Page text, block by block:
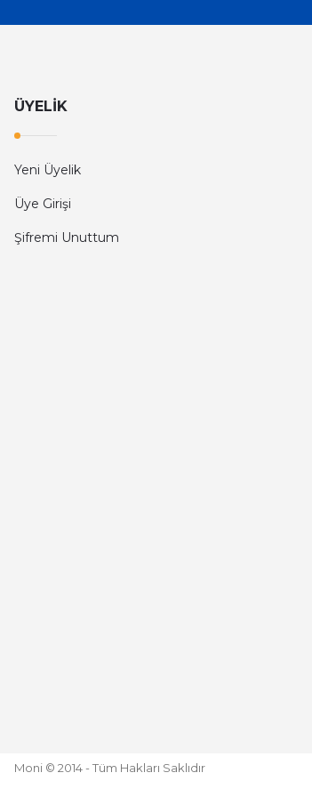
kargo hızlı
mehmet yıldız | 19/06/2025
seiko astron kordon 7x52
ÜYELİK
Yeni Üyelik
Üye Girişi
Şifremi Unuttum
Moni © 2014 - Tüm Hakları Saklıdır